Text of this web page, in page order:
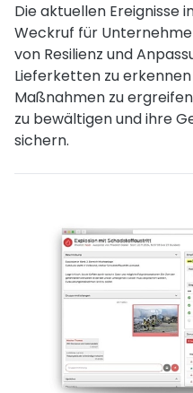
Die aktuellen Ereignisse
Weckruf für
von Resilienz und
Lieferketten zu
Maßnahmen zu
zu bewältigen und ihre
sichern.